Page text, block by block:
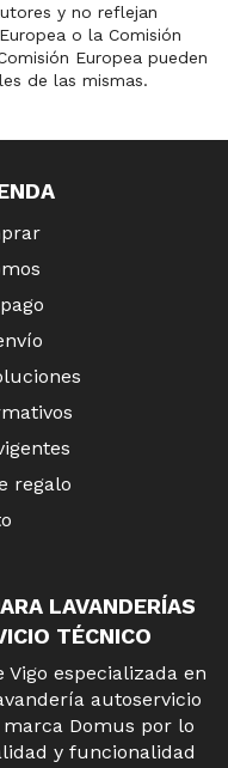
y no reflejan
o la Comisión
Europea pueden
de las mismas.
LAVANDERÍAS
TÉCNICO
especializada en
autoservicio
Domus por lo
y funcionalidad
regalo